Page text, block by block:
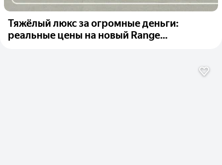
Тяжёлый люкс за огромные деньги:
реальные цены на новый Range...